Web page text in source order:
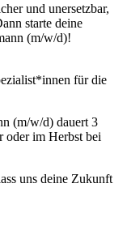
und unersetzbar,
starte deine
(m/w/d)!
für die
(m/w/d) dauert 3
oder im Herbst bei
uns deine Zukunft